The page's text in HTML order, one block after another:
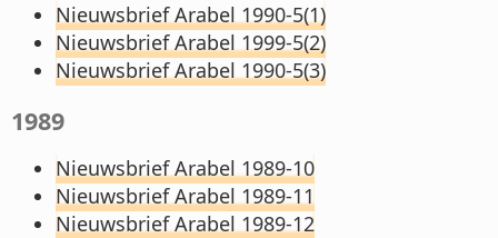
Nieuwsbrief Arabel 1990-5(1)
Nieuwsbrief Arabel 1999-5(2)
Nieuwsbrief Arabel 1990-5(3)
1989
Nieuwsbrief Arabel 1989-10
Nieuwsbrief Arabel 1989-11
Nieuwsbrief Arabel 1989-12